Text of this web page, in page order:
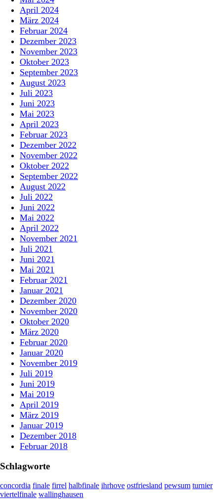
April 2024
März 2024
Februar 2024
Dezember 2023
November 2023
Oktober 2023
September 2023
August 2023
Juli 2023
Juni 2023
Mai 2023
April 2023
Februar 2023
Dezember 2022
November 2022
Oktober 2022
September 2022
August 2022
Juli 2022
Juni 2022
Mai 2022
April 2022
November 2021
Juli 2021
Juni 2021
Mai 2021
Februar 2021
Januar 2021
Dezember 2020
November 2020
Oktober 2020
März 2020
Februar 2020
Januar 2020
November 2019
Juli 2019
Juni 2019
Mai 2019
April 2019
März 2019
Januar 2019
Dezember 2018
Februar 2018
Schlagworte
concordia finale firrel halbfinale ihrhove ostfriesland pewsum turnier
viertelfinale wallinghausen